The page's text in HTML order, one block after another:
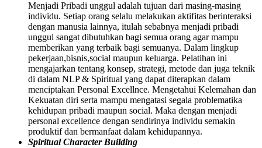
Menjadi Pribadi unggul adalah tujuan dari masing-masing
individu. Setiap orang selalu melakukan aktifitas berinteraksi
dengan manusia lainnya, itulah sebabnya menjadi pribadi
unggul sangat dibutuhkan bagi semua orang agar mampu
memberikan yang terbaik bagi semuanya. Dalam lingkup
pekerjaan,bisnis,social maupun keluarga. Pelatihan ini
mengajarkan tentang konsep, strategi, metode dan juga teknik
di dalam NLP & Spiritual yang dapat diterapkan dalam
menciptakan Personal Excellnce. Mengetahui Kelemahan dan
Kekuatan diri serta mampu mengatasi segala problematika
kehidupan pribadi maupun social. Maka dengan menjadi
personal excellence dengan sendirinya individu semakin
produktif dan bermanfaat dalam kehidupannya.
Spiritual Character Building